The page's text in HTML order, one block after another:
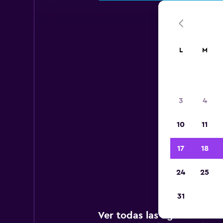
A
Ver todas las agencias de
L M
3 4
10 11
17 18
24 25
31